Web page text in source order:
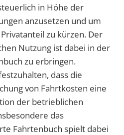
in Höhe der
anzusetzen und um
zu kürzen. Der
Nutzung ist dabei in der
zu erbringen.
dass die
von Fahrtkosten eine
der betrieblichen
das
Fahrtenbuch spielt dabei